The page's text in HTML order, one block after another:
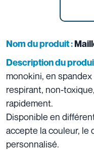
Nom du produit :
Description du
monokini, en
respirant, non-
rapidement.
Disponible en
accepte la couleur, le
personnalisé.